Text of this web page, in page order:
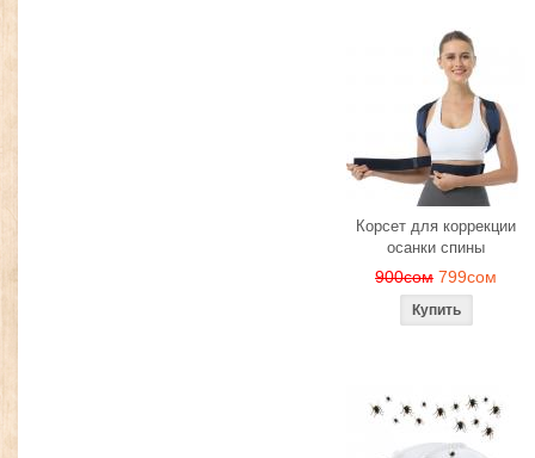
Корсет для коррекции
осанки спины
900сом 799сом